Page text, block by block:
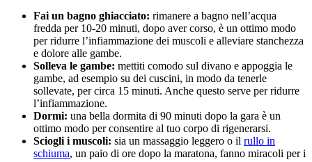
Fai un bagno ghiacciato: rimanere a bagno nell’acqua
fredda per 10-20 minuti, dopo aver corso, è un ottimo modo
per ridurre l’infiammazione dei muscoli e alleviare stanchezza
e dolore alle gambe.
Solleva le gambe: mettiti comodo sul divano e appoggia le
gambe, ad esempio su dei cuscini, in modo da tenerle
sollevate, per circa 15 minuti. Anche questo serve per ridurre
l’infiammazione.
Dormi: una bella dormita di 90 minuti dopo la gara è un
ottimo modo per consentire al tuo corpo di rigenerarsi.
Sciogli i muscoli: sia un massaggio leggero o il rullo in
schiuma, un paio di ore dopo la maratona, fanno miracoli per i